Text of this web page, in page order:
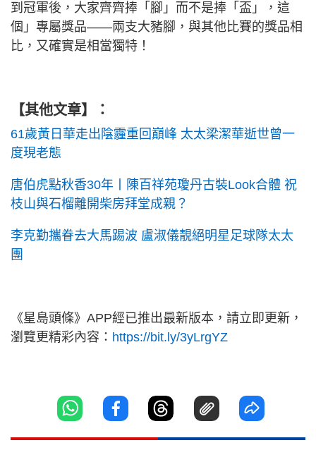
到冠軍後，大家齊齊捧「腳」而不是捧「盃」，這
個」專屬獎品——兩支大豬腳，與其他比賽的獎品相
比，又確實是相當獨特！
【其他文章】：
61歲黃日華走出陰霾重回巔峰 太太梁潔華逝世曾一
度現老態
唐伯虎點秋香30年丨陳百祥苑瓊丹古裝Look合體 祝
枝山與石榴離開柴房拜堂成親？
李克勤攜眷去大馬踢波 盧淑儀靚絕明星足球隊太太
團
《星島頭條》APP經已推出最新版本，請立即更新，
瀏覽更精彩內容： https://bit.ly/3yLrgYZ